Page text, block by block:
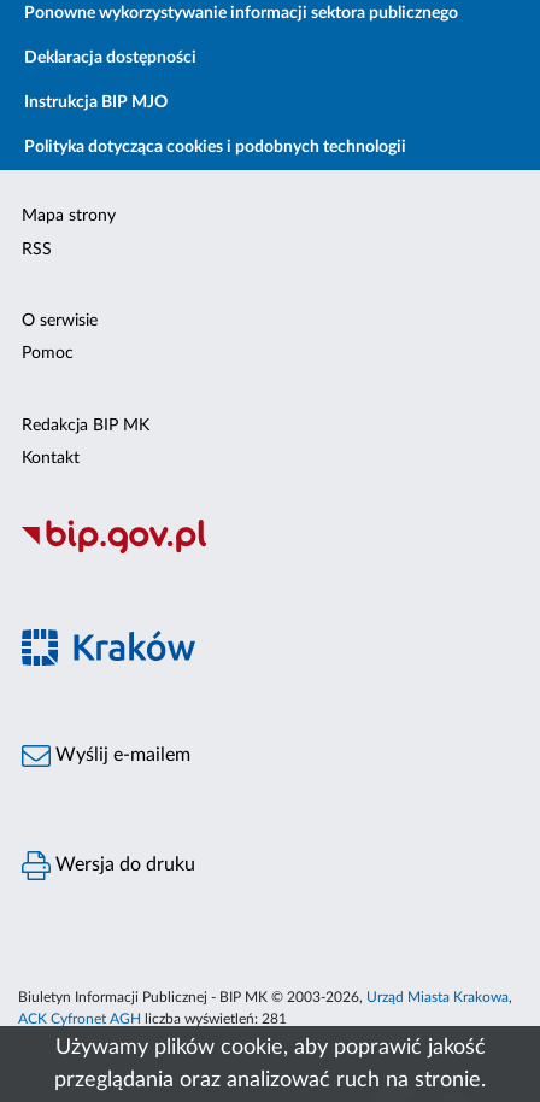
Używamy plików cookie, aby poprawić jakość
przeglądania oraz analizować ruch na stronie.
Ponowne wykorzystywanie informacji sektora publicznego
Deklaracja dostępności
Instrukcja BIP MJO
Polityka dotycząca cookies i podobnych technologii
Mapa strony
RSS
O serwisie
Pomoc
Redakcja BIP MK
Kontakt
Wyślij e-mailem
Wersja do druku
Biuletyn Informacji Publicznej - BIP MK © 2003-2026, Urząd Miasta Krakowa,
ACK Cyfronet AGH
liczba wyświetleń: 281